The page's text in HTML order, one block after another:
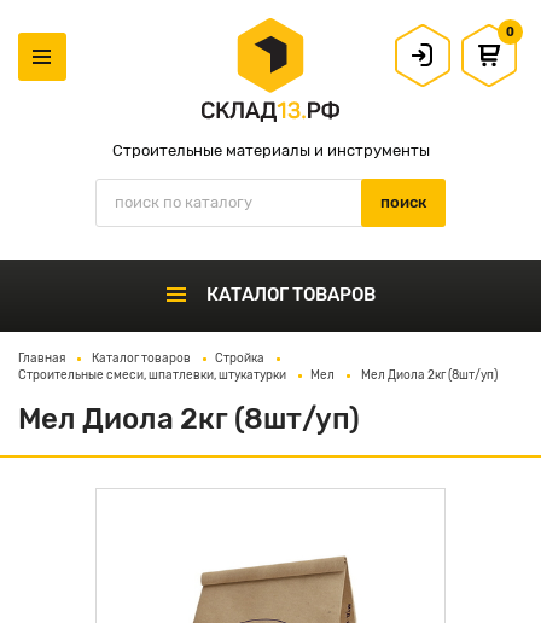
Строительные материалы и инструменты
0
КАТАЛОГ ТОВАРОВ
Главная Каталог товаров
Стройка
Строительные смеси, шпатлевки, штукатурки
Мел Мел Диола 2кг (8шт/уп)
Мел Диола 2кг (8шт/уп)